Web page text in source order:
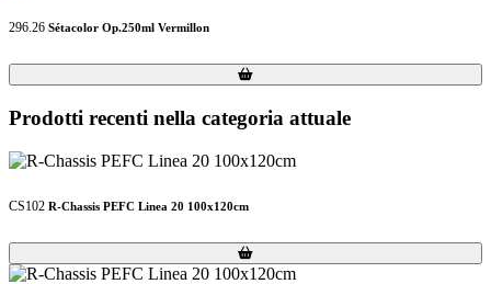
296.26 Sétacolor Op.250ml Vermillon
Loading...
Loading...
Prodotti recenti nella categoria attuale
CS102 R-Chassis PEFC Linea 20 100x120cm
Loading...
Loading...